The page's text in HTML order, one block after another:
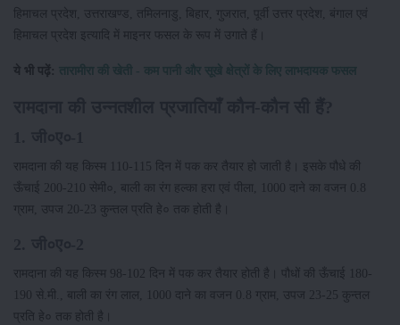
हिमाचल प्रदेश, उत्तराखण्ड, तमिलनाडु, बिहार, गुजरात, पूर्वी उत्तर प्रदेश, बंगाल एवं
हिमाचल प्रदेश इत्यादि में माइनर फसल के रूप में उगाते हैं।
ये भी पढ़ें: तारामीरा की खेती - कम पानी और सूखे क्षेत्रों के लिए लाभदायक फसल
रामदाना की यह किस्म 110-115 दिन में पक कर तैयार हो जाती है। इसके पौधे की
ऊँचाई 200-210 सेमी०, बाली का रंग हल्का हरा एवं पीला, 1000 दाने का वजन 0.8
ग्राम, उपज 20-23 कुन्तल प्रति हे० तक होती है।
रामदाना की यह किस्म 98-102 दिन में पक कर तैयार होती है। पौधों की ऊँचाई 180-
190 से.मी., बाली का रंग लाल, 1000 दाने का वजन 0.8 ग्राम, उपज 23-25 कुन्तल
प्रति हे० तक होती है।